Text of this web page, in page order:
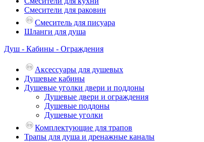
Смесители для раковин
Смеситель для писуара
Шланги для душа
Душ - Кабины - Ограждения
Аксессуары для душевых
Душевые кабины
Душевые уголки двери и поддоны
Душевые двери и ограждения
Душевые поддоны
Душевые уголки
Комплектующие для трапов
Трапы для душа и дренажные каналы